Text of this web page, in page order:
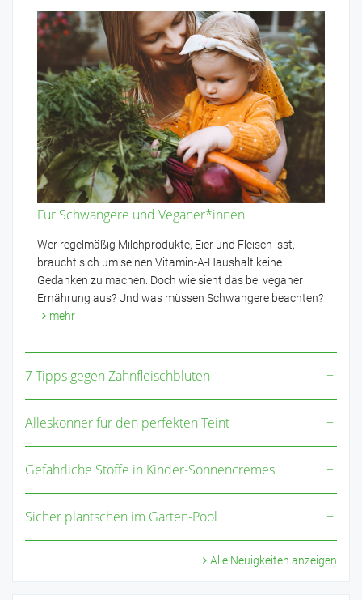
Für Schwangere und Veganer*innen
Wer regelmäßig Milchprodukte, Eier und Fleisch isst,
braucht sich um seinen Vitamin-A-Haushalt keine
Gedanken zu machen. Doch wie sieht das bei veganer
Ernährung aus? Und was müssen Schwangere beachten?
mehr
7 Tipps gegen Zahnfleischbluten
Alleskönner für den perfekten Teint
Gefährliche Stoffe in Kinder-Sonnencremes
Sicher plantschen im Garten-Pool
Alle Neuigkeiten anzeigen